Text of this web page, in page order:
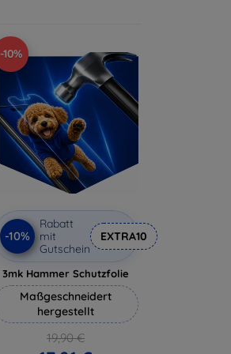
-10%
-10%
Rabatt
mit
Gutschein
EXTRA10
3mk Hammer Schutzfolie
Maßgeschneidert
hergestellt
19,90 €